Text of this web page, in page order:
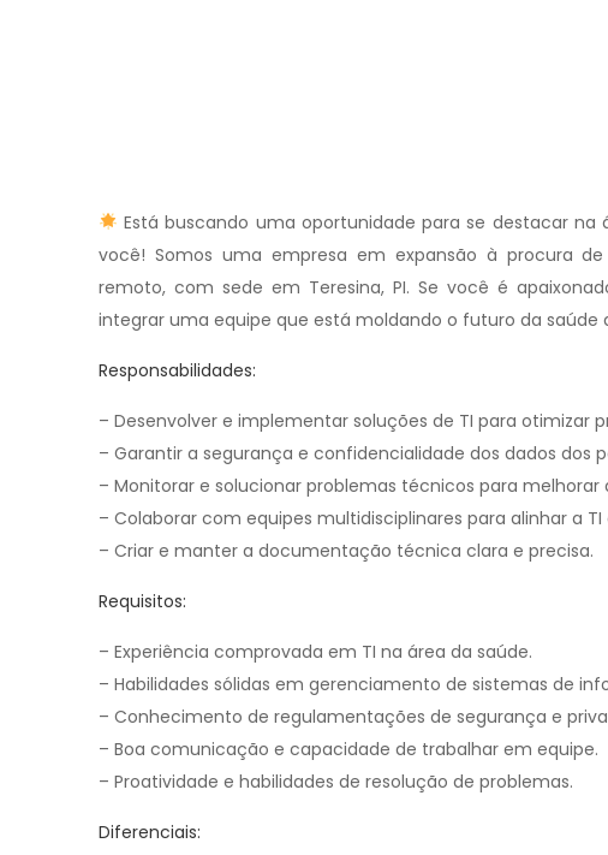
Está buscando uma oportunidade para se destacar
você! Somos uma empresa em expansão à procura
remoto, com sede em Teresina, PI. Se você é
integrar uma equipe que está moldando o futuro da saúde
Responsabilidades:
– Desenvolver e implementar soluções de TI para otimizar
– Garantir a segurança e confidencialidade dos dados dos
– Monitorar e solucionar problemas técnicos para melhorar
– Colaborar com equipes multidisciplinares para alinhar a
– Criar e manter a documentação técnica clara e precisa.
Requisitos:
– Experiência comprovada em TI na área da saúde.
– Habilidades sólidas em gerenciamento de sistemas de
– Conhecimento de regulamentações de segurança e
– Boa comunicação e capacidade de trabalhar em equipe.
– Proatividade e habilidades de resolução de problemas.
Diferenciais: